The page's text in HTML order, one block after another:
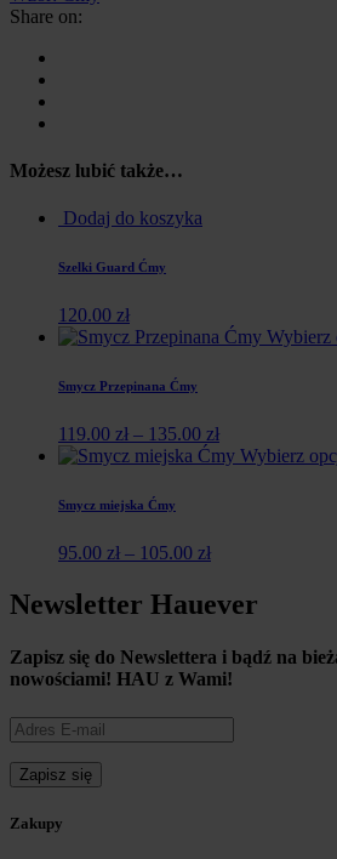
Share on:
Możesz lubić także…
Dodaj do koszyka
Szelki Guard Ćmy
120.00 zł
Wybierz
Smycz Przepinana Ćmy
119.00 zł – 135.00 zł
Wybierz
Smycz miejska Ćmy
95.00 zł – 105.00 zł
Newsletter Hauever
Zapisz się do Newslettera i bądź na
nowościami! HAU z Wami!
Zakupy